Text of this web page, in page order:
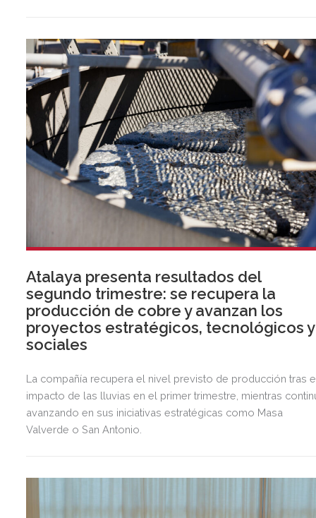
Atalaya presenta resultados del
segundo trimestre: se recupera la
producción de cobre y avanzan los
proyectos estratégicos, tecnológicos y
sociales
La compañía recupera el nivel previsto de producción tras
impacto de las lluvias en el primer trimestre, mientras
avanzando en sus iniciativas estratégicas como Masa
Valverde o San Antonio.